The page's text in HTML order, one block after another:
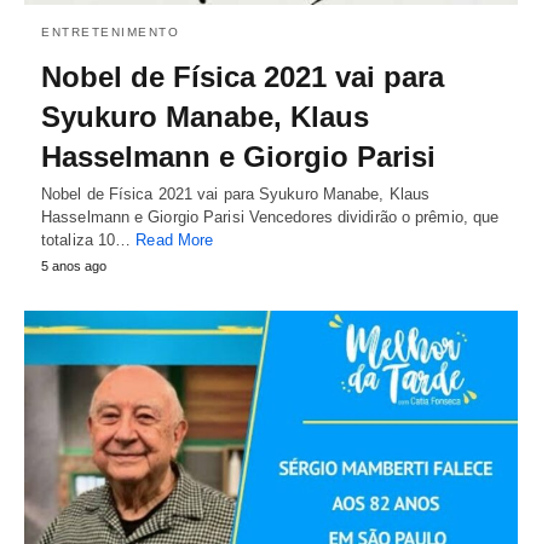
ENTRETENIMENTO
Nobel de Física 2021 vai para
Syukuro Manabe, Klaus
Hasselmann e Giorgio Parisi
Nobel de Física 2021 vai para Syukuro Manabe, Klaus
Hasselmann e Giorgio Parisi Vencedores dividirão o prêmio, que
totaliza 10… Read More
5 anos ago